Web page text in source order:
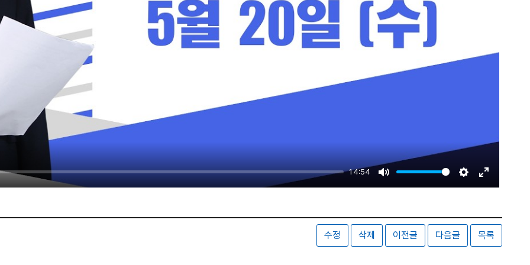
14:54
Mute Settings
Enter
수정 삭제 이전글 다음글 목록